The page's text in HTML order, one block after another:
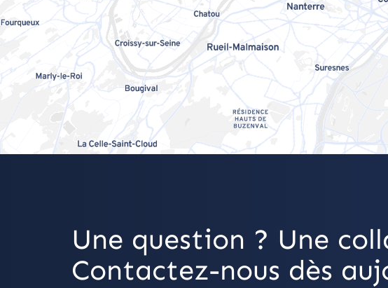
Une question ? Une
Contactez-nous dès